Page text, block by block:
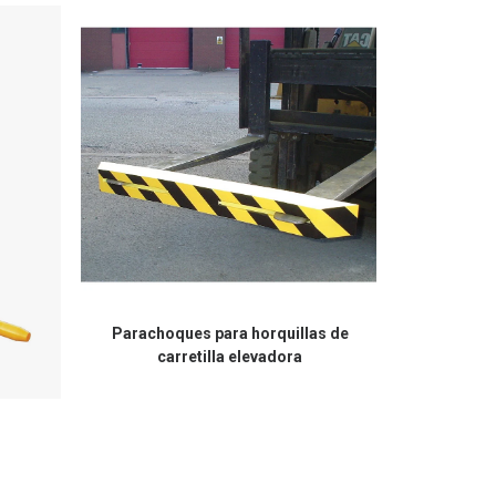
Parachoques para horquillas de
carretilla elevadora